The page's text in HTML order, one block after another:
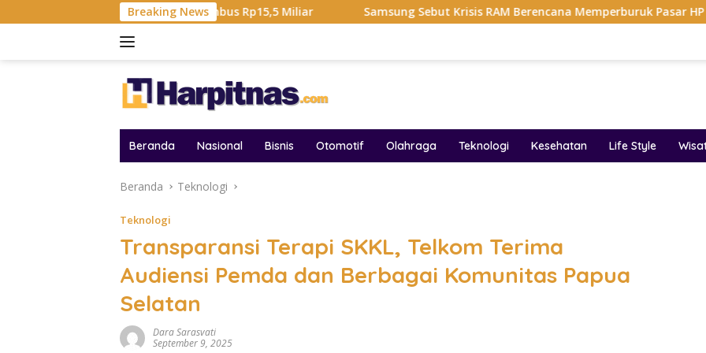
ke
Breaking News
Hadiah Liga Tembus Rp15,5 Miliar Samsung Sebut Krisis RAM Berencana Memperburuk Pasar HP Ke 2027
Beranda Nasional Bisnis Otomotif Olahraga Teknologi Kesehatan Life Style
Beranda Teknologi
Teknologi
Transparansi Terapi SKKL, Telkom Terima
Audiensi Pemda dan Berbagai Komunitas Papua
Selatan
Dara Sarasvati
September 9, 2025